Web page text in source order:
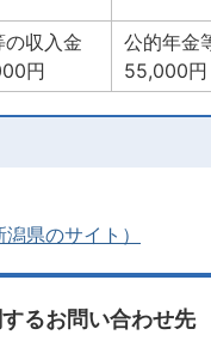
収入金
円
公的年金
55,000円
県のサイト）
るお問い合わせ先